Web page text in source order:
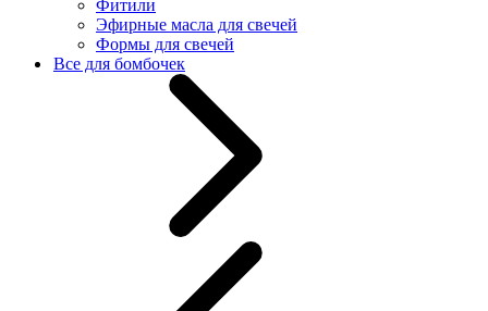
Фитили
Эфирные масла для свечей
Формы для свечей
Все для бомбочек